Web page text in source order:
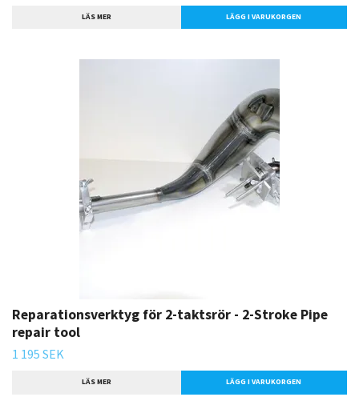
LÄS MER
Reparationsverktyg för 2-taktsrör - 2-Stroke Pipe
repair tool
1 195 SEK
LÄS MER